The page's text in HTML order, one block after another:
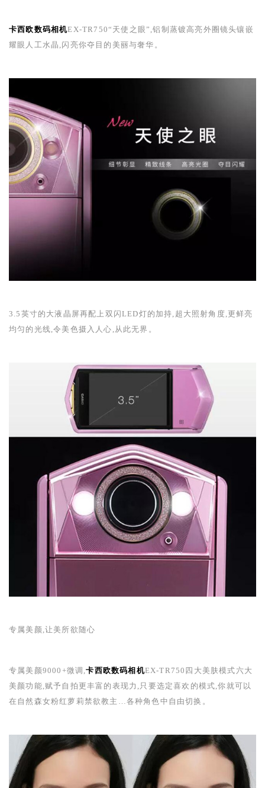
卡西欧数码相机EX-TR750“天使之眼”,铝制蒸镀高亮外圈镜头镶嵌
耀眼人工水晶,闪亮你夺目的美丽与奢华。
3.5 英寸的大液晶屏再配上双闪LED灯的加持,超大照射角度,更鲜亮
均匀的光线,令美色摄入人心,从此无界。
专属美颜,让美所欲随心
专属美颜9000+微调,卡西欧数码相机EX-TR750 四大美肤模式六大
美颜功能,赋予自拍更丰富的表现力,只要选定喜欢的模式,你就可以
在自然森女粉红萝莉禁欲教主…各种角色中自由切换。